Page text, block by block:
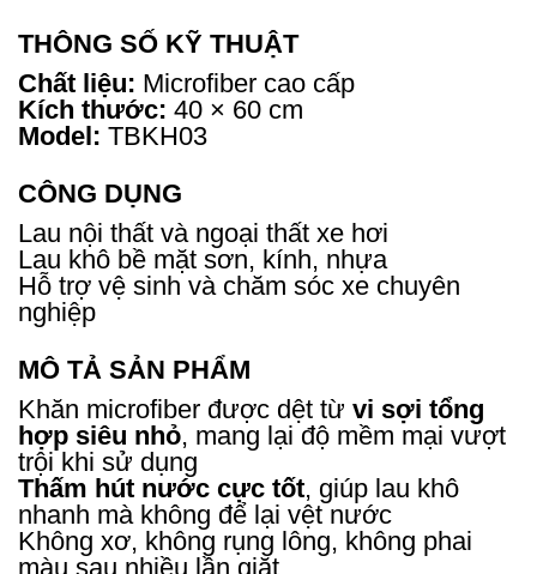
THÔNG SỐ KỸ THUẬT
Chất liệu: Microfiber cao cấp
Kích thước: 40 × 60 cm
Model: TBKH03
CÔNG DỤNG
Lau nội thất và ngoại thất xe hơi
Lau khô bề mặt sơn, kính, nhựa
Hỗ trợ vệ sinh và chăm sóc xe chuyên
nghiệp
MÔ TẢ SẢN PHẨM
Khăn microfiber được dệt từ vi sợi tổng
hợp siêu nhỏ, mang lại độ mềm mại vượt
trội khi sử dụng
Thấm hút nước cực tốt, giúp lau khô
nhanh mà không để lại vệt nước
Không xơ, không rụng lông, không phai
màu sau nhiều lần giặt